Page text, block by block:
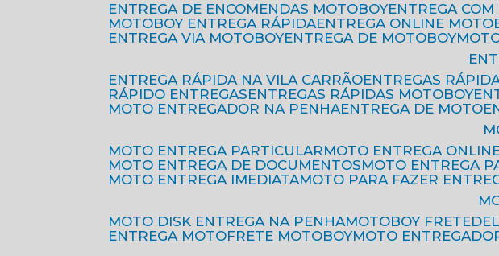
ENTREGA DE ENCOMENDAS MOTOBOY
ENTREGA
MOTOBOY ENTREGA RÁPIDA
ENTREGA ONLINE
ENTREGA VIA MOTOBOY
ENTREGA DE MOTOBOY
ENTREGA RÁPIDA NA VILA CARRÃO
ENTREGAS
RÁPIDO ENTREGAS
ENTREGAS RÁPIDAS MOTOBOY
MOTO ENTREGADOR NA PENHA
ENTREGA DE MOTO
MOTO ENTREGA PARTICULAR
MOTO ENTREGA
MOTO ENTREGA DE DOCUMENTOS
MOTO ENTREGA
MOTO ENTREGA IMEDIATA
MOTO PARA FAZER
MOTO DISK ENTREGA NA PENHA
MOTOBOY FRETE
ENTREGA MOTO
FRETE MOTOBOY MOTO